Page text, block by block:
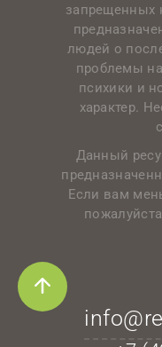
запрещенных
людей о
проблемы
психики и
характер.
Данный
Если вам